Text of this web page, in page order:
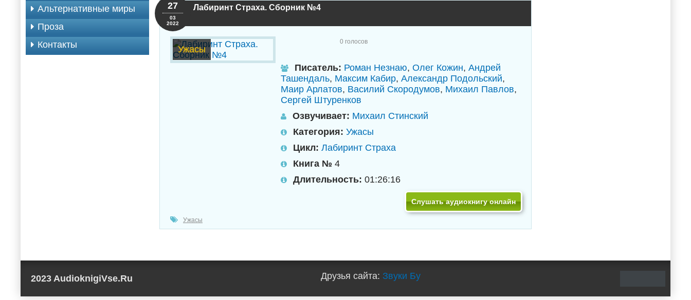
Лабиринт Страха. Сборник №4
27
03
2022
Ужасы
0 голосов
Писатель: Роман Незнаю, Олег Кожин, Андрей
Ташендаль, Максим Кабир, Александр Подольский,
Маир Арлатов, Василий Скородумов, Михаил Павлов,
Сергей Штуренков
Озвучивает: Михаил Стинский
Категория: Ужасы
Цикл: Лабиринт Страха
Книга № 4
Длительность: 01:26:16
Слушать аудиокнигу онлайн
Ужасы
Альтернативные миры
Проза
Контакты
2023 AudioknigiVse.Ru Друзья сайта: Звуки Бу